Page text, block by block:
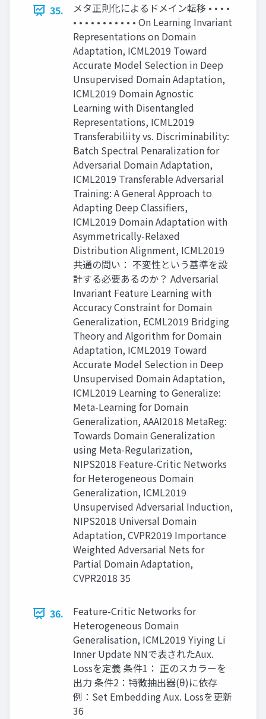
35.
メタ正則化によるドメイン転移 • • • •
• • • • • • • • • • • On Learning Invariant
Representations on Domain
Adaptation, ICML2019 Toward
Accurate Model Selection in Deep
Unsupervised Domain Adaptation,
ICML2019 Domain Agnostic
Learning with Disentangled
Representations, ICML2019
Transferabiliity vs. Discriminability:
Batch Spectral Penaralization for
Adversarial Domain Adaptation,
ICML2019 Transferable Adversarial
Training: A General Approach to
Adapting Deep Classifiers,
ICML2019 Domain Adaptation with
Asymmetrically-Relaxed
Distribution Alignment, ICML2019
共通の問い： 不変性という基準を設
計する必要あるのか？ Adversarial
Invariant Feature Learning with
Accuracy Constraint for Domain
Generalization, ECML2019 Bridging
Theory and Algorithm for Domain
Adaptation, ICML2019 Toward
Accurate Model Selection in Deep
Unsupervised Domain Adaptation,
ICML2019 Learning to Generalize:
Meta-Learning for Domain
Generalization, AAAI2018 MetaReg:
Towards Domain Generalization
using Meta-Regularization,
NIPS2018 Feature-Critic Networks
for Heterogeneous Domain
Generalization, ICML2019
Unsupervised Adversarial Induction,
NIPS2018 Universal Domain
Adaptation, CVPR2019 Importance
Weighted Adversarial Nets for
Partial Domain Adaptation,
CVPR2018 35
36.
Feature-Critic Networks for
Heterogeneous Domain
Generalisation, ICML2019 Yiying Li
Inner Update NNで表されたAux.
Lossを定義 条件1： 正のスカラーを
出力 条件2：特徴抽出器(θ)に依存
例：Set Embedding Aux. Lossを更新
36